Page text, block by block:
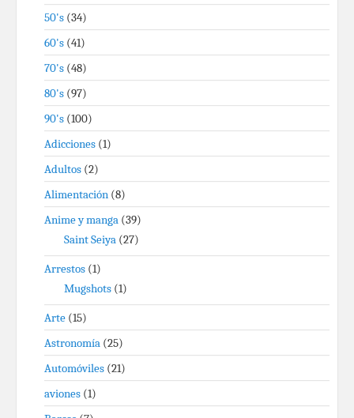
50's (34)
60's (41)
70's (48)
80's (97)
90's (100)
Adicciones (1)
Adultos (2)
Alimentación (8)
Anime y manga (39)
Saint Seiya (27)
Arrestos (1)
Mugshots (1)
Arte (15)
Astronomía (25)
Automóviles (21)
aviones (1)